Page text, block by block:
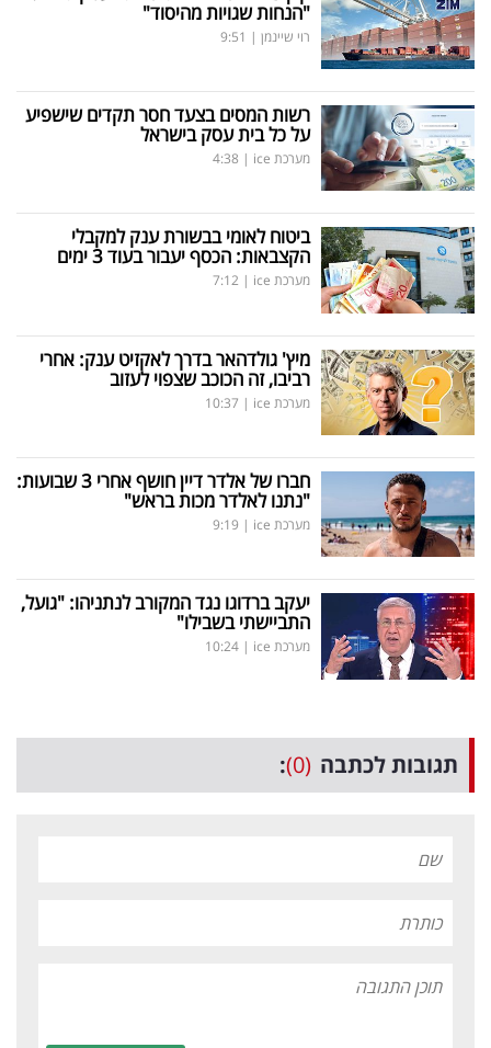
"הנחות שגויות מהיסוד"
רוי שיינמן |
9:51
רשות המסים בצעד חסר תקדים שישפיע
על כל בית עסק בישראל
מערכת ice |
4:38
ביטוח לאומי בבשורת ענק למקבלי
הקצבאות: הכסף יעבור בעוד 3 ימים
מערכת ice |
7:12
מיץ' גולדהאר בדרך לאקזיט ענק: אחרי
רביבו, זה הכוכב שצפוי לעזוב
מערכת ice |
10:37
חברו של אלדר דיין חושף אחרי 3 שבועות:
"נתנו לאלדר מכות בראש"
מערכת ice |
9:19
יעקב ברדוגו נגד המקורב לנתניהו: "גועל,
התביישתי בשבילו"
מערכת ice |
10:24
תגובות לכתבה (0)
: